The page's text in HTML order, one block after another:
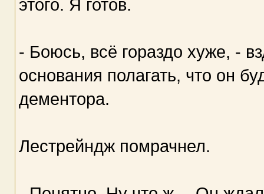
этого. Я готов.
- Боюсь, всё гораздо хуже, -
основания полагать, что он
дементора.
Лестрейндж помрачнел.